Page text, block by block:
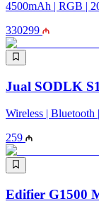
4500mAh | RGB |
330299
Jual SODLK
Wireless |
259
Edifier G1500